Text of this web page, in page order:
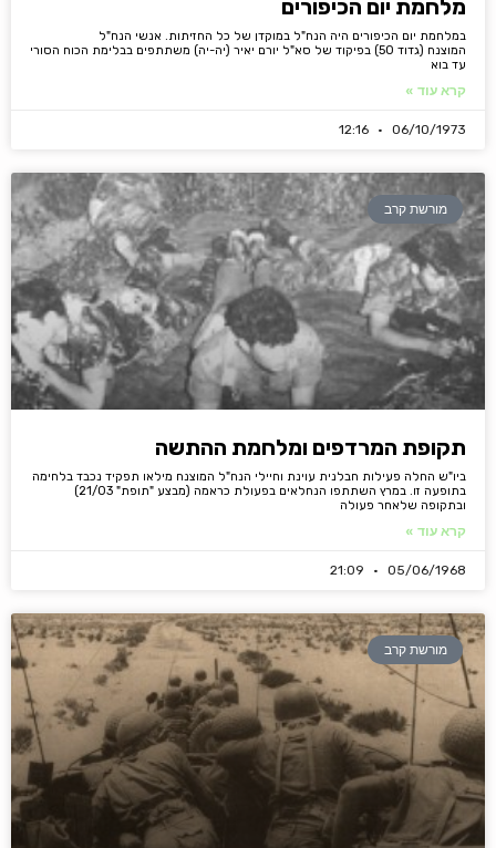
מלחמת יום הכיפורים
במלחמת יום הכיפורים היה הנח"ל במוקדן של כל החזיתות. אנשי הנח"ל
המוצנח (גדוד 50) בפיקוד של סא"ל יורם יאיר (יה-יה) משתתפים בבלימת הכוח הסורי
עד בוא
קרא עוד »
06/10/1973
מורשת קרב
תקופת המרדפים ומלחמת ההתשה
ביו"ש החלה פעילות חבלנית עוינת וחיילי הנח"ל המוצנח מילאו תפקיד נכבד בלחימה
בתופעה זו. במרץ השתתפו הנחלאים בפעולת כראמה (מבצע "תופת" 21/03)
ובתקופה שלאחר פעולה
קרא עוד »
05/06/1968
מורשת קרב